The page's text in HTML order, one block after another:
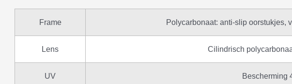
Frame Polycarbonaat: anti-slip oorstukjes,
Lens Cilindrisch
UV Bescherming